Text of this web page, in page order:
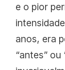
e o pior
anos, era
“antes” ou